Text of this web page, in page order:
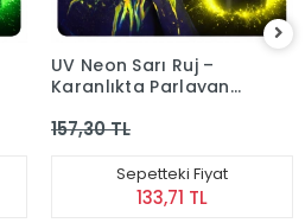
UV Neon Sarı Ruj –
Karanlıkta Parlayan
157,30 TL
Sepetteki Fiyat
133,71 TL